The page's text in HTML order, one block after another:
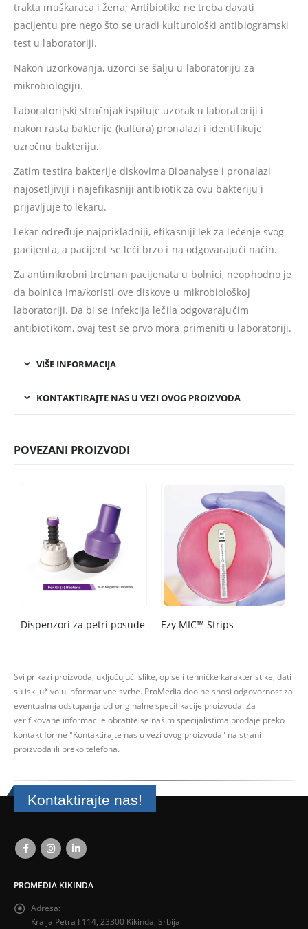
trakta muškaraca i žena; Antibiotike ne treba davati
pacijentu pre nego što se uradi kulturološki antibiogramski
test u laboratoriji.
Nakon uzorkovanja, uzorci se šalju u laboratoriju za
mikrobiologiju.
Laboratorijski stručnjak ispituje uzorak u laboratoriji i
nakon rasta bakterije (kultura) pronalazi i identifikuje
uzročnu bakteriju.
Zatim testira bakterije diskovima Bioanalyse i pronalazi
najosetljiviji i najefikasniji antibiotik za ovu bakteriju i
prijavljuje to lekaru.
Lekar određuje najprikladniji, efikasniji lek za lečenje svog
pacijenta, a pacijent se leči brzo i na odgovarajući način.
Za antimikrobni tretman pacijenata u bolnici, neophodno je
da bolnica ima/koristi ove diskove u mikrobiološkoj
laboratoriji. Da bi se infekcija lečila odgovarajućim
antibiotikom, ovaj test se prvo mora primeniti u laboratoriji.
VIŠE INFORMACIJA
KONTAKTIRAJTE NAS U VEZI OVOG PROIZVODA
POVEZANI PROIZVODI
Dispenzori za petri posude Ezy MIC™ Strips
Svi prikazi proizvoda, uključujući slike, opise i tehničke karakteristike, dati
su isključivo u informativne svrhe. ProMedia doo ne snosi odgovornost za
eventualna odstupanja od originalne specifikacije proizvoda. Za
verifikovane informacije obratite se našim specijalistima prodaje preko
kontakt forme "Kontaktirajte nas u vezi ovog proizvoda" na strani
proizvoda ili preko telefona.
Kontaktirajte nas!
PROMEDIA KIKINDA
Adresa:
Kralja Petra I 114, 23300 Kikinda, Srbija